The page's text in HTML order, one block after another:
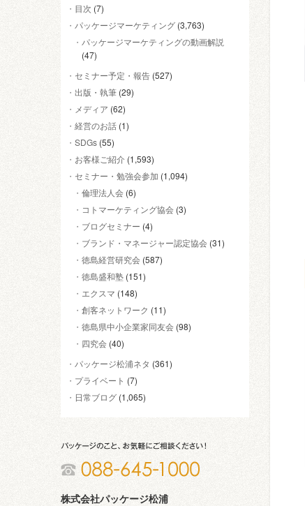
目次 (7)
パッケージマーケティング (3,763)
パッケージマーケティングの動画解説
(47)
セミナー予定・報告 (527)
出版・執筆 (29)
メディア (62)
経営のお話 (1)
SDGs (55)
お客様ご紹介 (1,593)
セミナー・勉強会参加 (1,094)
倫理法人会 (6)
コトマーケティング協会 (3)
ブログセミナー (4)
ブランド・マネージャー認定協会 (31)
徳島経営研究会 (587)
徳島盛和塾 (151)
エクスマ (148)
創客ネットワーク (11)
徳島県中小企業家同友会 (98)
四究会 (40)
パッケージ松浦ネタ (361)
プライベート (7)
日常ブログ (1,065)
株式会社パッケージ松浦